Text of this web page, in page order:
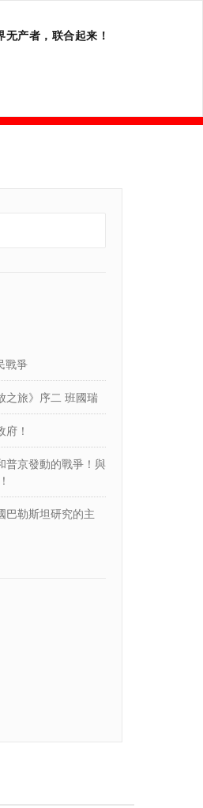
无产者，联合起来！
戰爭
之旅》序二 班國瑞
！
普京發動的戰爭！與
巴勒斯坦研究的主